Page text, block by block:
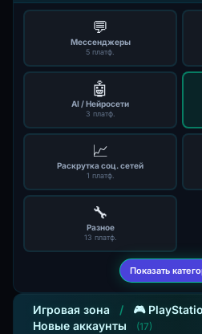
💬
Мессенджеры
5 платф.
🤖
AI / Нейросети
3 платф.
📈
Раскрутка соц. сетей
1 платф.
🔧
Разное
13 платф.
Показать
Игровая зона / 🎮
Новые аккаунты
(17)